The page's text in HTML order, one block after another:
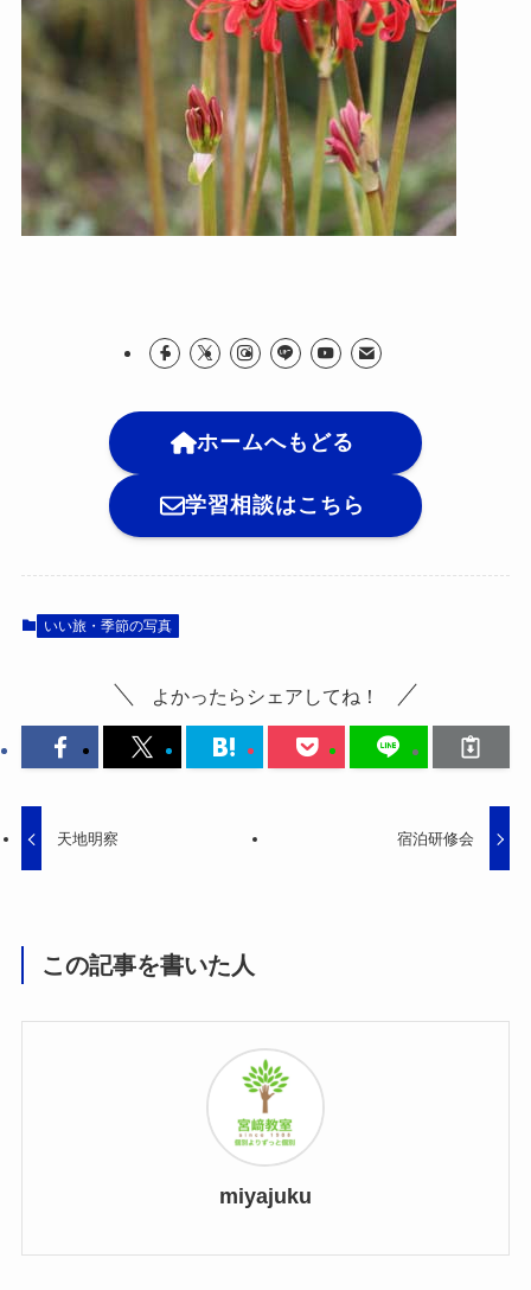
ホームへもどる
学習相談はこちら
いい旅・季節の写真
よかったらシェアしてね！
天地明察 宿泊研修会
この記事を書いた人
miyajuku